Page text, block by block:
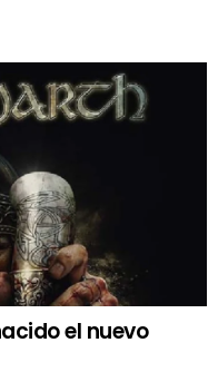
el nuevo